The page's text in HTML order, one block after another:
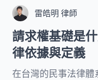
雷皓明 律師
請求權基礎是
律依據與定義
在台灣的民事法律